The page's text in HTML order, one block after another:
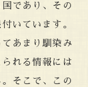
であり、その
いています。
あまり馴染み
れる情報には
そこで、この